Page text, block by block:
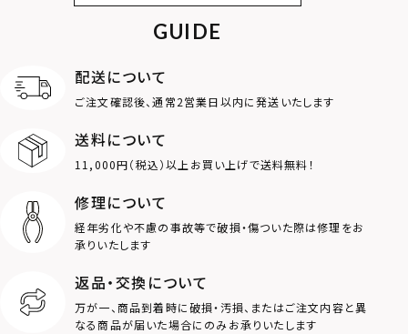
オンラインストア
ギフトボックス
MOTIF
ダブルリング
ロゴ
クラウン
GUIDE
配送について
ご注文確認後、通常2営業日以内に発送いたします
送料について
11,000円（税込）以上お買い上げで送料無料！
修理について
経年劣化や不慮の事故等で破損・傷ついた際は修理をお
承りいたします
返品・交換について
万が一、商品到着時に破損・汚損、またはご注文内容と異
なる商品が届いた場合にのみお承りいたします